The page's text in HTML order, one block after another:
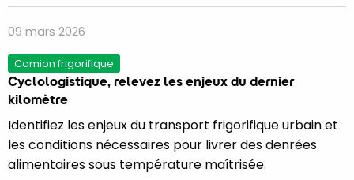
09 mars 2026
Camion frigorifique
Cyclologistique, relevez les enjeux du dernier
kilomètre
Identifiez les enjeux du transport frigorifique urbain et
les conditions nécessaires pour livrer des denrées
alimentaires sous température maîtrisée.